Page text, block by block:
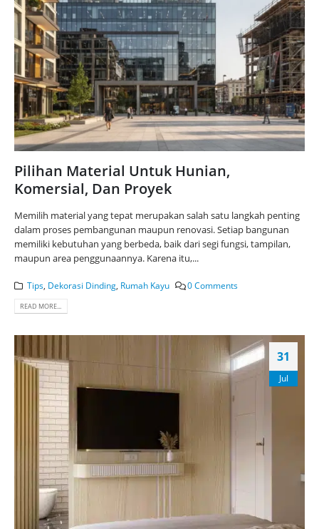
Pilihan Material Untuk Hunian,
Komersial, Dan Proyek
Memilih material yang tepat merupakan salah satu langkah penting
dalam proses pembangunan maupun renovasi. Setiap bangunan
memiliki kebutuhan yang berbeda, baik dari segi fungsi, tampilan,
maupun area penggunaannya. Karena itu,...
Tips, Dekorasi Dinding, Rumah Kayu 0 Comments
READ MORE...
31
Jul